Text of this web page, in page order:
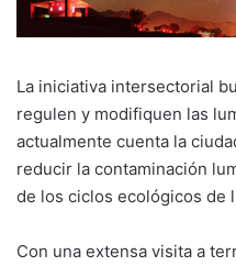
La iniciativa intersectorial
regulen y modifiquen las
actualmente cuenta la
reducir la contaminación
de los ciclos ecológicos de
Con una extensa visita a